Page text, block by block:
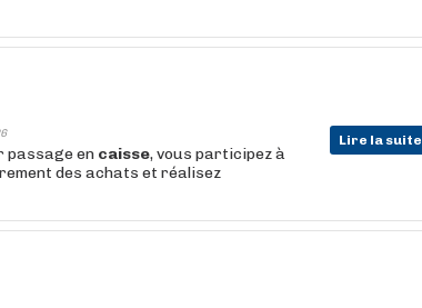
Lire la suite
passage en caisse, vous participez à
des achats et réalisez